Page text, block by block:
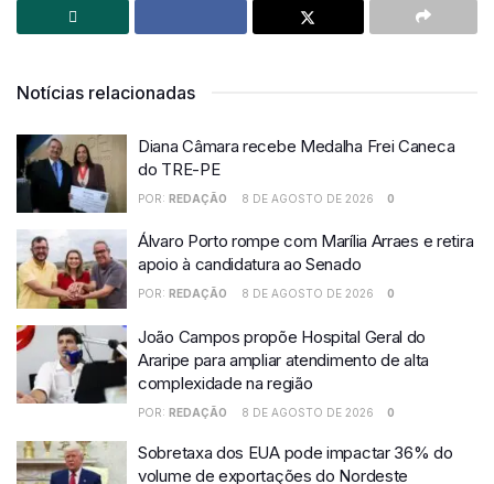
Notícias relacionadas
Diana Câmara recebe Medalha Frei Caneca
do TRE-PE
POR: REDAÇÃO 8 DE AGOSTO DE 2026 0
Álvaro Porto rompe com Marília Arraes e retira
apoio à candidatura ao Senado
POR: REDAÇÃO 8 DE AGOSTO DE 2026 0
João Campos propõe Hospital Geral do
Araripe para ampliar atendimento de alta
complexidade na região
POR: REDAÇÃO 8 DE AGOSTO DE 2026 0
Sobretaxa dos EUA pode impactar 36% do
volume de exportações do Nordeste